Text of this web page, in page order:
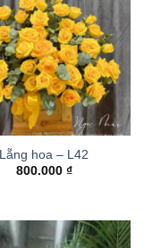
Lẵng hoa – L42
800.000 ₫